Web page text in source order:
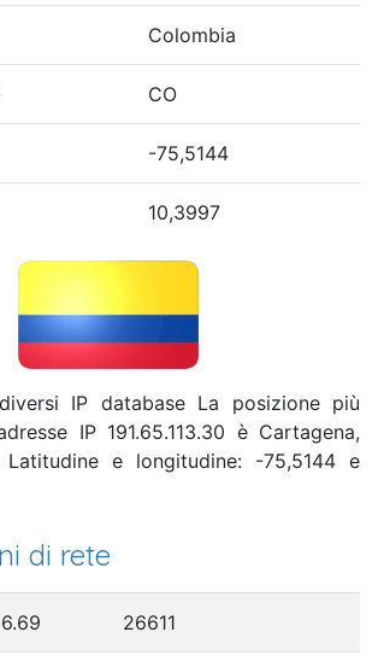
Colombia
CO
-75,5144
10,3997
IP database La posizione più
IP 191.65.113.30 è Cartagena,
Latitudine e longitudine: -75,5144 e
di rete
26611